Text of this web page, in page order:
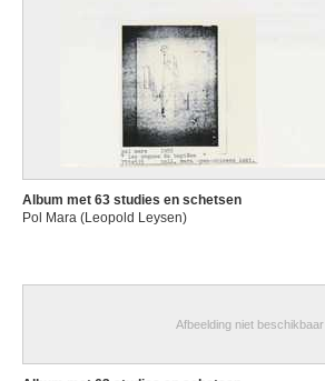
Album met 63 studies en schetsen
Pol Mara (Leopold Leysen)
Afbeelding niet beschikbaar